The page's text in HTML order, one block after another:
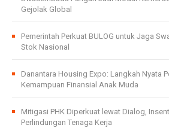
Gejolak Global
Pemerintah Perkuat BULOG untuk Jaga
Stok Nasional
Danantara Housing Expo: Langkah Nyata
Kemampuan Finansial Anak Muda
Mitigasi PHK Diperkuat lewat Dialog,
Perlindungan Tenaga Kerja